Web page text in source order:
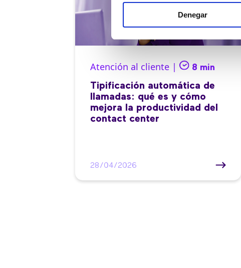
Denegar
Atención al cliente | 8 min
Tipificación automática de
llamadas: qué es y cómo
mejora la productividad del
contact center
28/04/2026